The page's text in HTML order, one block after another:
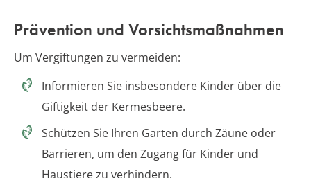
Prävention und Vorsichtsmaßnahmen
Um Vergiftungen zu vermeiden:
Informieren Sie insbesondere Kinder über die
Giftigkeit der Kermesbeere.
Schützen Sie Ihren Garten durch Zäune oder
Barrieren, um den Zugang für Kinder und
Haustiere zu verhindern.